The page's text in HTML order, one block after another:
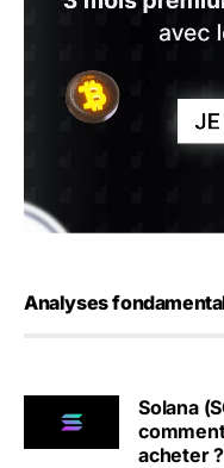
Analyses
Solana
acheter ?